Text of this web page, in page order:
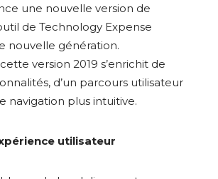
une nouvelle version de
de Technology Expense
nouvelle génération.
version 2019 s’enrichit de
d’un parcours utilisateur
navigation plus intuitive.
utilisateur